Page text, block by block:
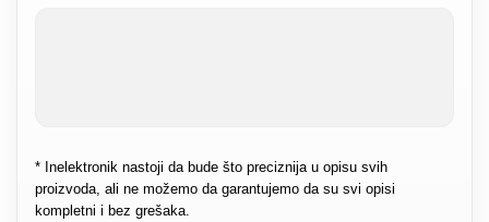
* Inelektronik nastoji da bude što preciznija u opisu svih
proizvoda, ali ne možemo da garantujemo da su svi opisi
kompletni i bez grešaka.